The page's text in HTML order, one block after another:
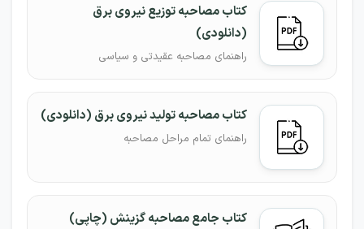
کتاب مصاحبه توزیع نیروی برق
(دانلودی)
راهنمای مصاحبه عقیدتی و سیاسی
کتاب مصاحبه تولید نیروی برق (دانلودی)
راهنمای تمام مراحل مصاحبه
کتاب جامع مصاحبه گزینش (چاپی)